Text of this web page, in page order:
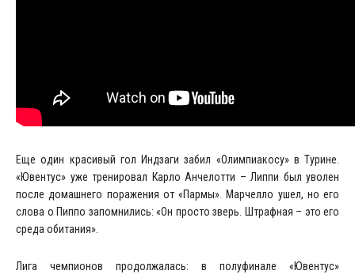
Еще один красивый гол Индзаги забил «Олимпиакосу» в Турине.
«Ювентус» уже тренировал Карло Анчелотти – Липпи был уволен
после домашнего поражения от «Пармы». Марчелло ушел, но его
слова о Пиппо запомнились: «Он просто зверь. Штрафная – это его
среда обитания».
Лига чемпионов продолжалась: в полуфинале «Ювентус»